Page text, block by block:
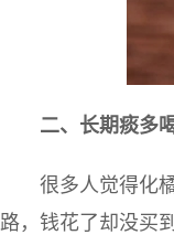
二、长期痰多
很多人觉得化
路，钱花了却没买